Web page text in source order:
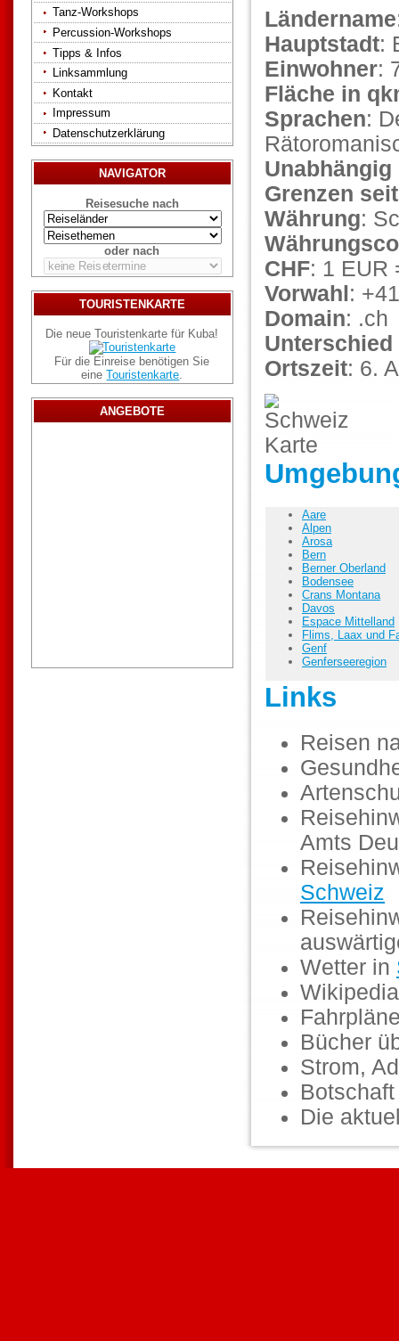
Tanz-Workshops
Percussion-Workshops
Tipps & Infos
Linksammlung
Kontakt
Impressum
Datenschutzerklärung
NAVIGATOR
Reisesuche nach
oder nach
TOURISTENKARTE
Die neue Touristenkarte für Kuba!
Für die Einreise benötigen Sie
eineTouristenkarte.
ANGEBOTE
Ländername
Hauptstadt:
Einwohner:
Fläche in
Sprachen:
Unabhängig
Grenzen seit
Währung:
CHF: 1 EUR
Vorwahl : +41
Domain: .ch
Unterschied
Ortszeit: 6.
Aare
Alpen
Arosa
Bern
Berner Oberland
Bodensee
Crans Montana
Davos
Espace Mittelland
Flims, Laax und
Genf
Genferseeregion
Links
Reisen
Amts
Schweiz
Wetter in
Bücher
Strom,
Die